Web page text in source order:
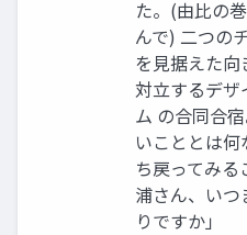
た。(由⽐の
んで) ⼆つの
を⾒据えた向
対⽴するデ
ム の合同合
いこととは
ち戻ってみ
浦さん、いつ
りですか」